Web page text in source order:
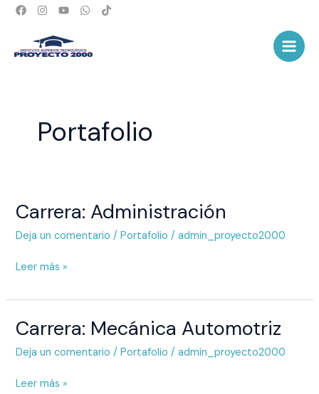
contenido
Main
Portafolio
Carrera: Administración
Deja un comentario /Portafolio /admin_proyecto2000
Carrera:
Leer más »
Carrera: Mecánica Automotriz
Deja un comentario /Portafolio /admin_proyecto2000
Carrera:
Automotriz
Leer más »